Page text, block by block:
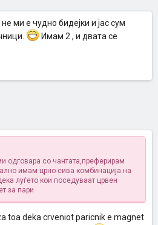
ми е чудно бидејки и јас сум
Имам 2 , и двата се
одговара со чантата,преферирам
имам црно-сива комбинација на
луѓето кои поседуваат црвен
за пари
toa deka crveniot paricnik e magnet